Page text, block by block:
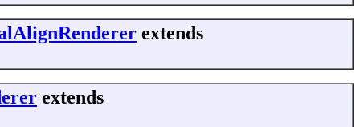
extends
extends